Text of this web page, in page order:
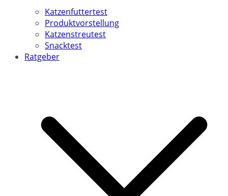
Katzenfuttertest
Produktvorstellung
Katzenstreutest
Snacktest
Ratgeber